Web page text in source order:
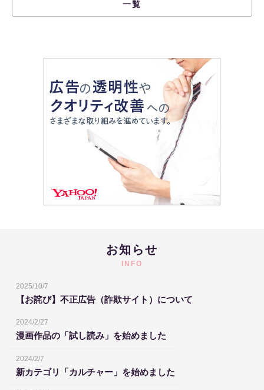
一覧
お知らせ
INFO
2025/10/7
【お詫び】不正広告（詐欺サイト）について
2024/2/27
漫画作品の「試し読み」を始めました
2024/2/7
新カテゴリ「カルチャー」を始めました